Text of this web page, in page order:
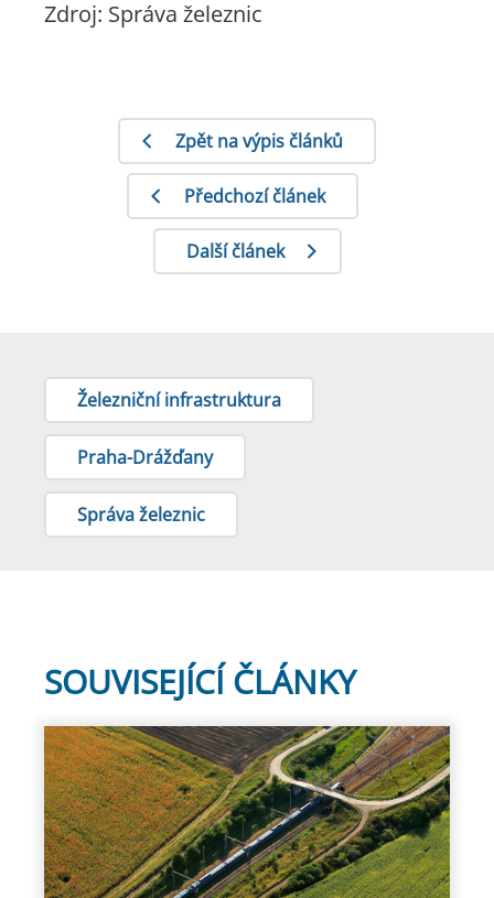
Zdroj: Správa železnic
Zpět na výpis článků
Předchozí článek
Další článek
Železniční infrastruktura
Praha-Drážďany
Správa železnic
SOUVISEJÍCÍ ČLÁNKY